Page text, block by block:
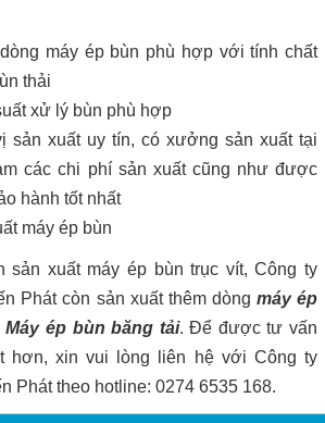
máy ép bùn phù hợp với tính chất
thải
xử lý bùn phù hợp
sản xuất uy tín, có xưởng sản xuất tại
các chi phí sản xuất cũng như được
hành tốt nhất
máy ép bùn
sản xuất máy ép bùn trục vít, Công ty
Phát còn sản xuất thêm dòng máy ép
Máy ép bùn băng tải. Để được tư vấn
hơn, xin vui lòng liên hệ với Công ty
Phát theo hotline: 0274 6535 168.